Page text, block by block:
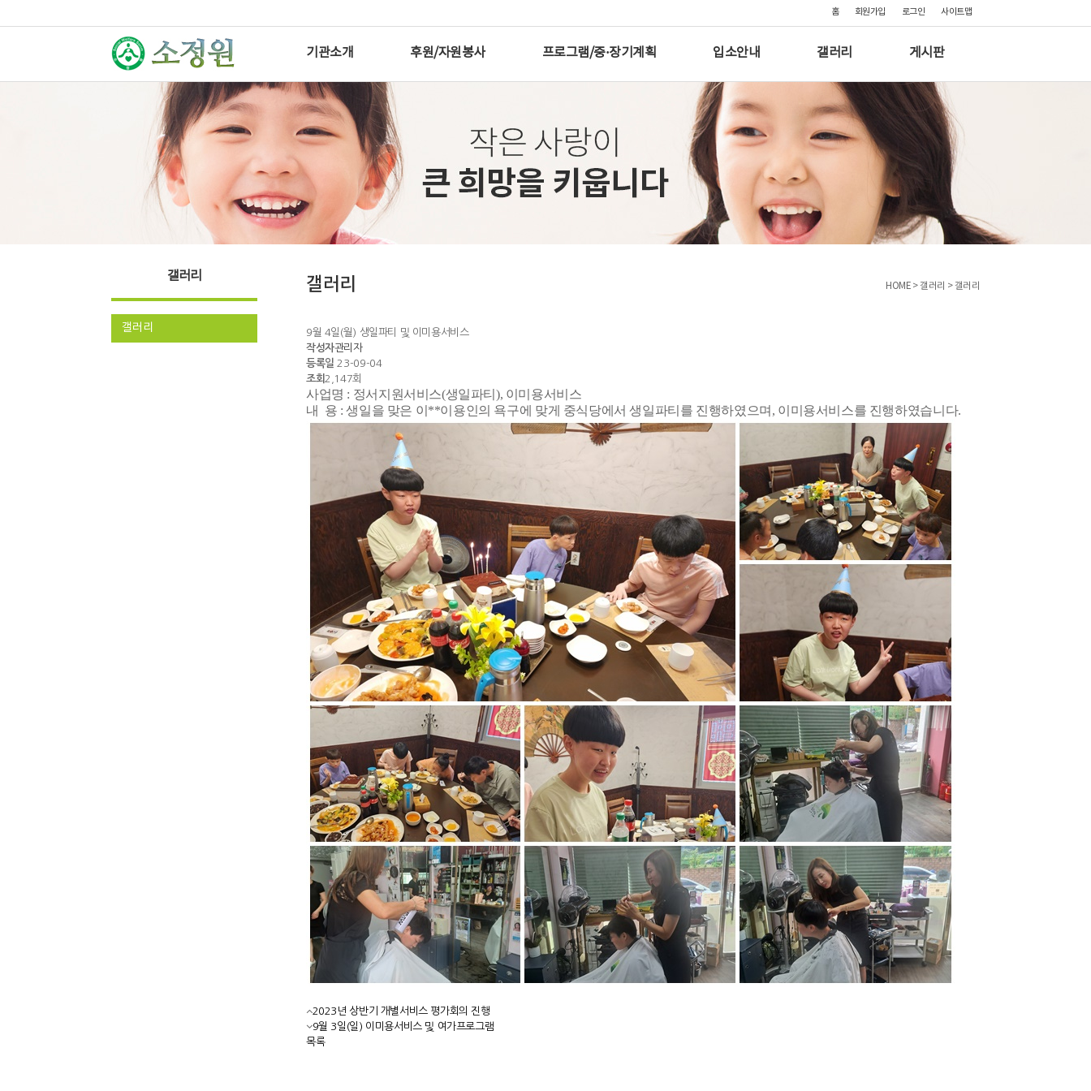
홈 회원가입 로그인 사이트맵
기관소개 후원/자원봉사 프로그램/중·장기계획 입소안내 갤러리 게시판
갤러리
갤러리
갤러리 HOME > 갤러리 > 갤러리
9월 4일(월) 생일파티 및 이미용서비스
작성자관리자
등록일 23-09-04
조회 2,147회
사업명 : 정서지원서비스(생일파티), 이미용서비스
내 용 : 생일을 맞은 이**이용인의 욕구에 맞게 중식당에서 생일파티를 진행하였으며, 이미용서비스를 진행하였습니다.
2023년 상반기 개별서비스 평가회의 진행
9월 3일(일) 이미용서비스 및 여가프로그램
목록